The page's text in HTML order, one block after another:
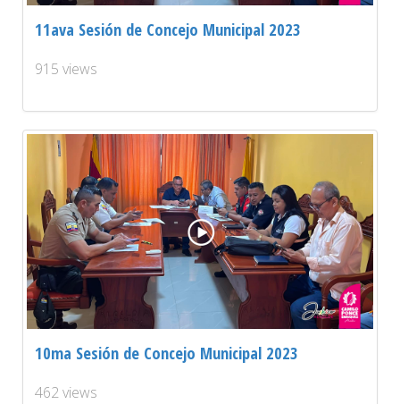
11ava Sesión de Concejo Municipal 2023
915 views
10ma Sesión de Concejo Municipal 2023
462 views